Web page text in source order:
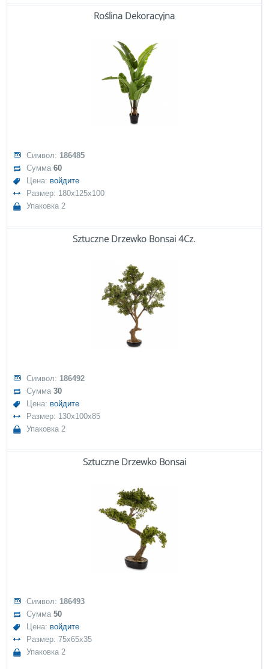
Roślina Dekoracyjna
Символ: 186485
Сумма60
Цена: войдите
Размер: 180x125x100
Упаковка 2
Sztuczne Drzewko Bonsai 4Cz.
Символ: 186492
Сумма30
Цена: войдите
Размер: 130x100x85
Упаковка 2
Sztuczne Drzewko Bonsai
Символ: 186493
Сумма50
Цена: войдите
Размер: 75x65x35
Упаковка 2